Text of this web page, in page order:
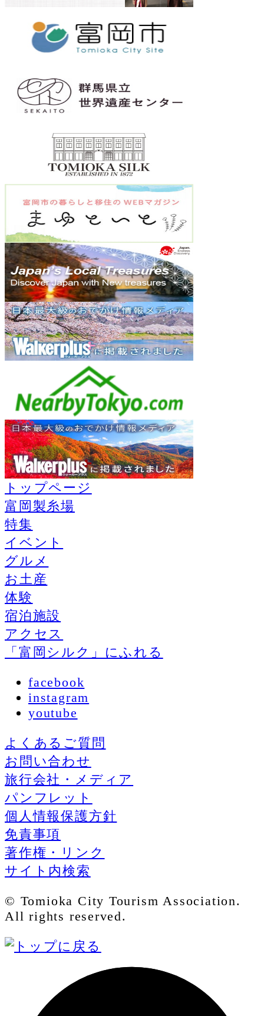
トップページ
富岡製糸場
特集
イベント
グルメ
お土産
体験
宿泊施設
アクセス
「富岡シルク」にふれる
facebook
instagram
youtube
よくあるご質問
お問い合わせ
旅行会社・メディア
パンフレット
個人情報保護方針
免責事項
著作権・リンク
サイト内検索
© Tomioka City Tourism Association.
All rights reserved.